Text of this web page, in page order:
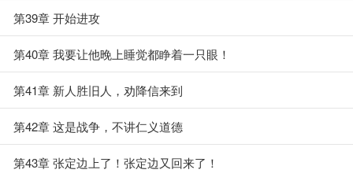
第39章 开始进攻
第40章 我要让他晚上睡觉都睁着一只眼！
第41章 新人胜旧人，劝降信来到
第42章 这是战争，不讲仁义道德
第43章 张定边上了！张定边又回来了！